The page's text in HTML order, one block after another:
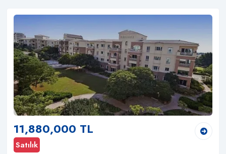
11,880,000 TL
Satılık